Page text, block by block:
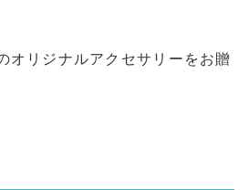
オリジナルアクセサリーをお贈